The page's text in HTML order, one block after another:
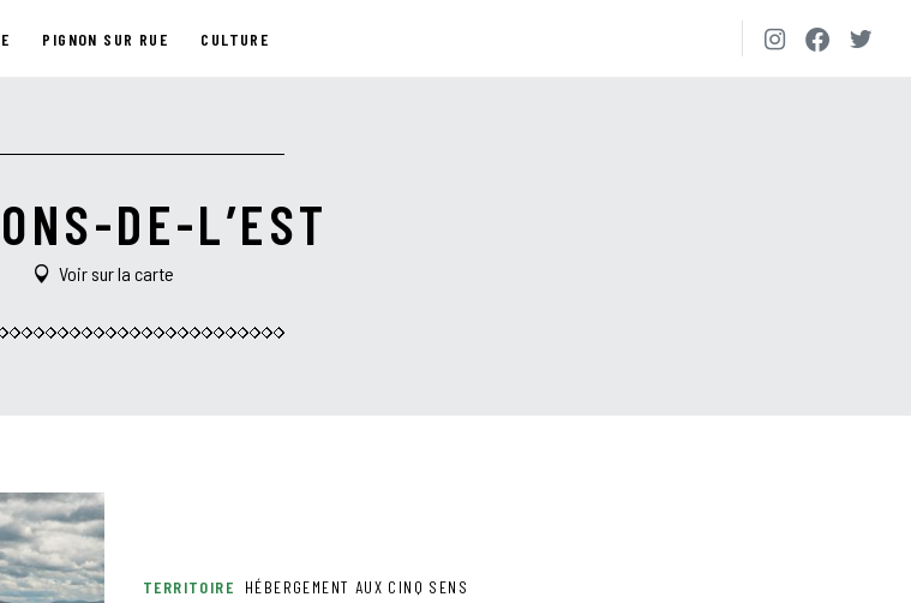
PIGNON SUR RUE CULTURE
DE-L’EST
Voir sur la carte
TERRITOIRE HÉBERGEMENT AUX CINQ SENS